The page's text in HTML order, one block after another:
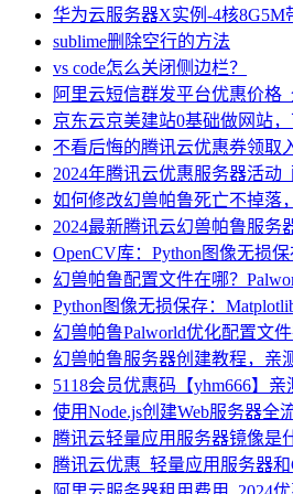
华为云服务器X实例-4核8G5M
sublime删除空行的方法
vs code怎么关闭侧边栏？
阿里云短信群发平台优惠价格
京东云京美建站0基础做网站
不看后悔的腾讯云优惠券领取
2024年腾讯云优惠服务器活动
如何修改幻兽帕鲁死亡不掉落
2024最新腾讯云幻兽帕鲁服务
OpenCV库：Python图像无损
幻兽帕鲁配置文件在哪？
Python图像无损保存：
幻兽帕鲁Palworld优化配置文件
幻兽帕鲁服务器创建教程，亲
5118会员优惠码【yhm666】亲
使用Node.js创建Web服务器全
腾讯云轻量应用服务器镜像是
腾讯云优惠_轻量应用服务器